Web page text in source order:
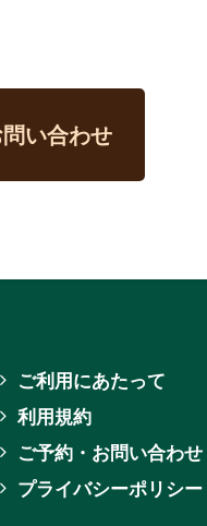
問い合わせ
ご利用にあたって
利用規約
ご予約・お問い合わせ
プライバシーポリシー